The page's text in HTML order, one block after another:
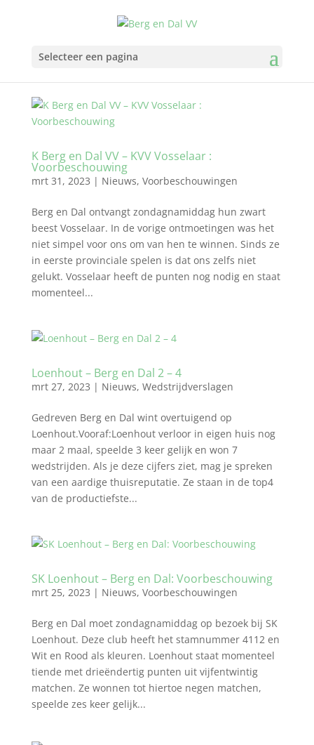
Selecteer een pagina
K Berg en Dal VV – KVV Vosselaar :
Voorbeschouwing
mrt 31, 2023 | Nieuws, Voorbeschouwingen
Berg en Dal ontvangt zondagnamiddag hun zwart
beest Vosselaar. In de vorige ontmoetingen was het
niet simpel voor ons om van hen te winnen. Sinds ze
in eerste provinciale spelen is dat ons zelfs niet
gelukt. Vosselaar heeft de punten nog nodig en staat
momenteel...
Loenhout – Berg en Dal 2 – 4
mrt 27, 2023 | Nieuws, Wedstrijdverslagen
Gedreven Berg en Dal wint overtuigend op
Loenhout.Vooraf:Loenhout verloor in eigen huis nog
maar 2 maal, speelde 3 keer gelijk en won 7
wedstrijden. Als je deze cijfers ziet, mag je spreken
van een aardige thuisreputatie. Ze staan in de top4
van de productiefste...
SK Loenhout – Berg en Dal: Voorbeschouwing
mrt 25, 2023 | Nieuws, Voorbeschouwingen
Berg en Dal moet zondagnamiddag op bezoek bij SK
Loenhout. Deze club heeft het stamnummer 4112 en
Wit en Rood als kleuren. Loenhout staat momenteel
tiende met drieëndertig punten uit vijfentwintig
matchen. Ze wonnen tot hiertoe negen matchen,
speelde zes keer gelijk...